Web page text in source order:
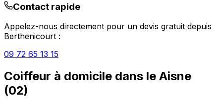
Contact rapide
Appelez-nous directement pour un devis gratuit depuis
Berthenicourt :
09 72 65 13 15
Coiffeur à domicile dans le Aisne
(02)